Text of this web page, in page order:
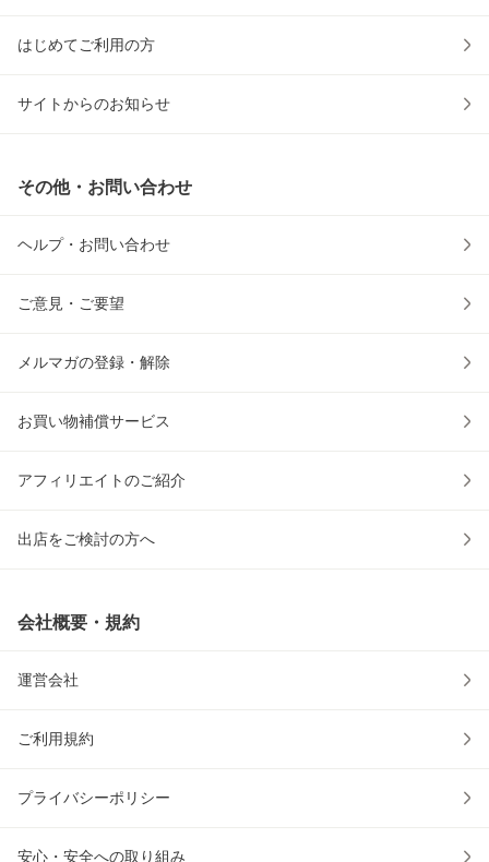
はじめてご利用の方
サイトからのお知らせ
その他・お問い合わせ
ヘルプ・お問い合わせ
ご意見・ご要望
メルマガの登録・解除
お買い物補償サービス
アフィリエイトのご紹介
出店をご検討の方へ
会社概要・規約
運営会社
ご利用規約
プライバシーポリシー
安心・安全への取り組み